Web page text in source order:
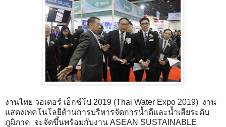
งานไทย วอเตอร์ เอ็กซ์โป 2019 (Thai Water Expo 2019) งาน
แสดงเทคโนโลยีด้านการบริหารจัดการน้ำดีและน้ำเสียระดับ
ภูมิภาค จะจัดขึ้นพร้อมกับงาน ASEAN SUSTAINABLE